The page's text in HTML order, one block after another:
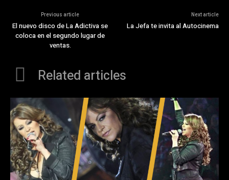
Previous article
El nuevo disco de La Adictiva se
coloca en el segundo lugar de
ventas.
Next article
La Jefa te invita al Autocinema
Related articles